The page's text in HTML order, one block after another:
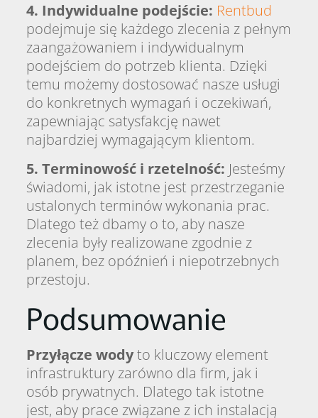
4. Indywidualne podejście: Rentbud
podejmuje się każdego zlecenia z pełnym
zaangażowaniem i indywidualnym
podejściem do potrzeb klienta. Dzięki
temu możemy dostosować nasze usługi
do konkretnych wymagań i oczekiwań,
zapewniając satysfakcję nawet
najbardziej wymagającym klientom.
5. Terminowość i rzetelność: Jesteśmy
świadomi, jak istotne jest przestrzeganie
ustalonych terminów wykonania prac.
Dlatego też dbamy o to, aby nasze
zlecenia były realizowane zgodnie z
planem, bez opóźnień i niepotrzebnych
przestoju.
Podsumowanie
Przyłącze wodyto kluczowy element
infrastruktury zarówno dla firm, jak i
osób prywatnych. Dlatego tak istotne
jest, aby prace związane z ich instalacją